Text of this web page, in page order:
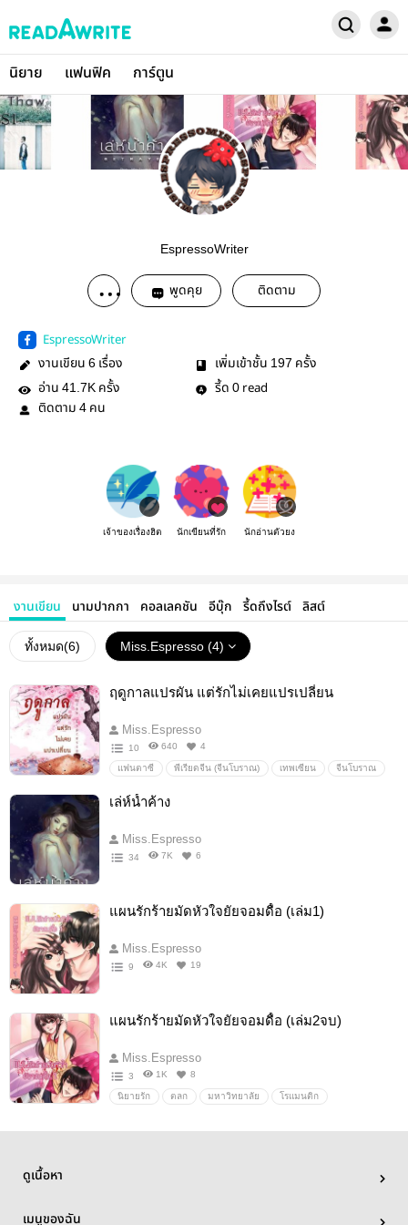
นิยาย แฟนฟิค การ์ตูน
EspressoWriter
พูดคุย ติดตาม
EspressoWriter
งานเขียน 6 เรื่อง เพิ่มเข้าชั้น 197 ครั้ง
อ่าน 41.7K ครั้ง รี้ด 0 read
ติดตาม 4 คน
เจ้าของเรื่องฮิต นักเขียนที่รัก นักอ่านตัวยง
งานเขียน นามปากกา คอลเลคชัน อีบุ๊ก รี้ดถึงไรต์ ลิสต์
ทั้งหมด(6) Miss.Espresso (4)
ฤดูกาลแปรผัน แต่รักไม่เคยแปรเปลี่ยน
Miss.Espresso
10 640 4
แฟนตาซี พีเรียดจีน (จีนโบราณ) เทพเซียน จีนโบราณ
เล่ห์น้ำค้าง
Miss.Espresso
34 7K 6
แผนรักร้ายมัดหัวใจยัยจอมดื้อ (เล่ม1)
Miss.Espresso
9 4K 19
แผนรักร้ายมัดหัวใจยัยจอมดื้อ (เล่ม2จบ)
Miss.Espresso
3 1K 8
นิยายรัก ตลก มหาวิทยาลัย โรแมนติก
ดูเนื้อหา
เมนูของฉัน